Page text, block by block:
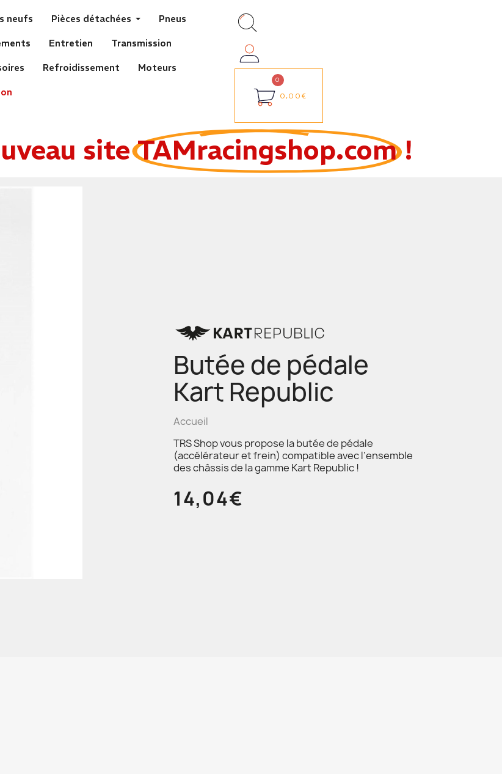
neufs Pièces détachées Pneus
Entretien Transmission
Refroidissement Moteurs
0,00€
siteTAMracingshop.com !
Butée de pédale
Kart Republic
Accueil
TRS Shop vous propose la butée de pédale
(accélérateur et frein) compatible avec l’ensemble
des châssis de la gamme Kart Republic !
14,04€